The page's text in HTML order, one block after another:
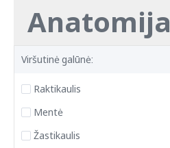
Anatomija
Viršutinė galūnė:
Raktikaulis
Mentė
Žastikaulis